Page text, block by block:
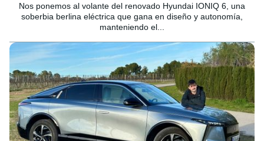
Nos ponemos al volante del renovado Hyundai IONIQ 6, una
soberbia berlina eléctrica que gana en diseño y autonomía,
manteniendo el...